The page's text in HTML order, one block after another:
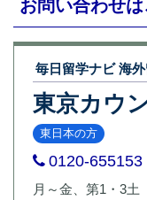
お問い合わせは
毎日留学ナビ 海
東京カウ
東日本の方
0120-655153
月～金、第1・3